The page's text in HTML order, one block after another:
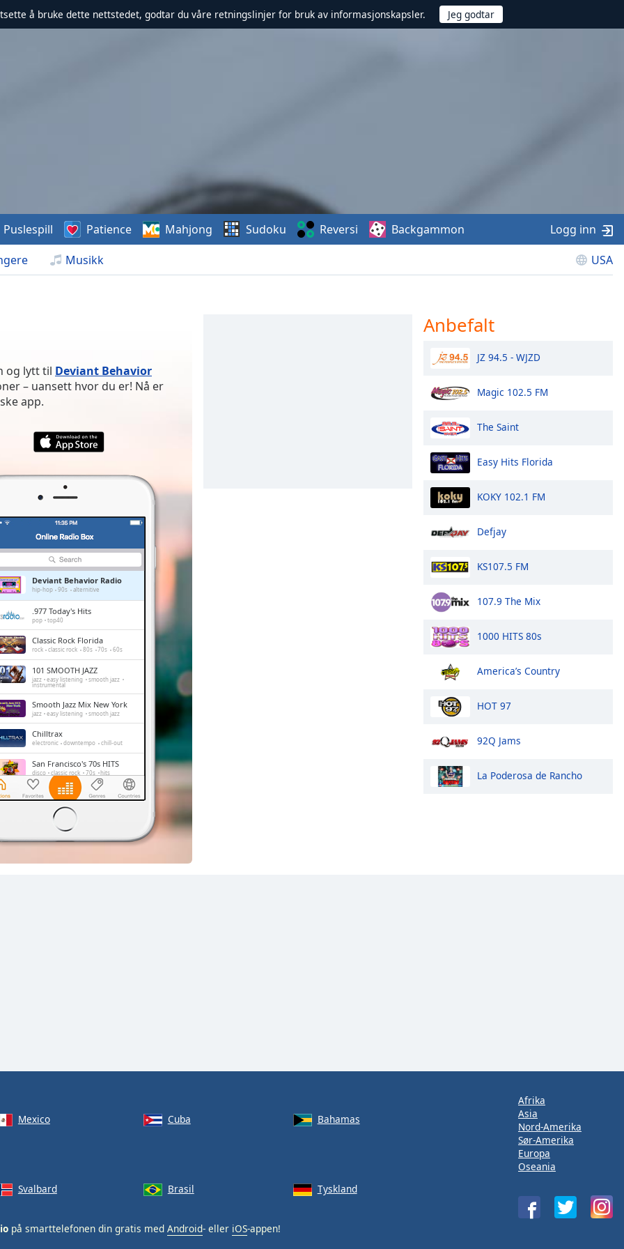
å bruke dette nettstedet, godtar du våre retningslinjer for bruk av informasjonskapsler.
Musikk USA
Puslespill Patience Mahjong Sudoku Reversi Backgammon Logg inn
og lytt til Deviant Behavior
– uansett hvor du er! Nå er
app.
Deviant Behavior Radio
hip-hop 90s alternitive
.977 Today's Hits
pop top40
Classic Rock Florida
rock classic rock 80s 70s 60s
101 SMOOTH JAZZ
jazz easy listening smooth jazz
instrumental
Smooth Jazz Mix New York
jazz easy listening smooth jazz
Chilltrax
electronic downtempo chill-out
San Francisco's 70s HITS
disco classic rock 70s hits
Absolute Chillout
lounge downtempo easy listening
Side Street Radio
progressive house club
Anbefalt
JZ 94.5 - WJZD
Magic 102.5 FM
The Saint
Easy Hits Florida
KOKY 102.1 FM
Defjay
KS107.5 FM
107.9 The Mix
1000 HITS 80s
America’s Country
HOT 97
92Q Jams
La Poderosa de Rancho
Mexico Cuba
Bahamas
Svalbard Brasil Tyskland
på smarttelefonen din gratis med Android- eller iOS-appen!
Afrika
Asia
Nord-Amerika
Sør-Amerika
Europa
Oseania